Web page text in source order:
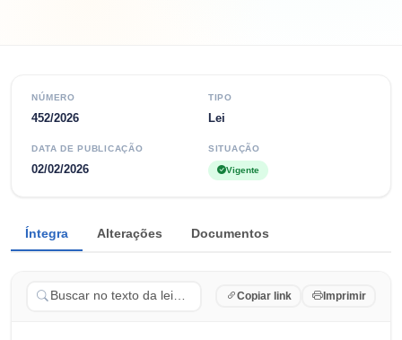
NÚMERO
452/2026
TIPO
Lei
DATA DE PUBLICAÇÃO
02/02/2026
SITUAÇÃO
Vigente
Íntegra Alterações Documentos
Copiar link Imprimir